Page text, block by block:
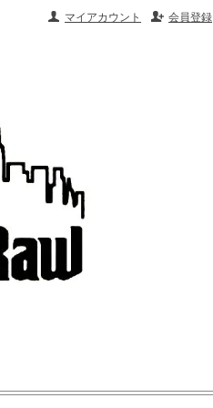
会員登録
マイアカウント